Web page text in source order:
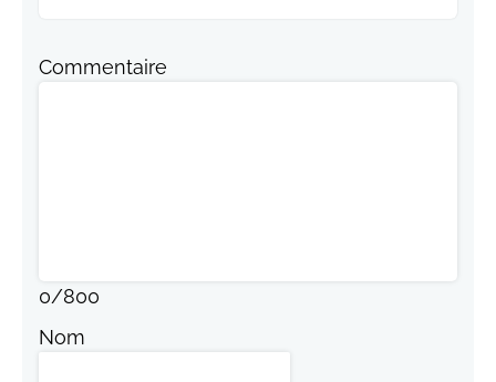
Commentaire
0/800
Nom